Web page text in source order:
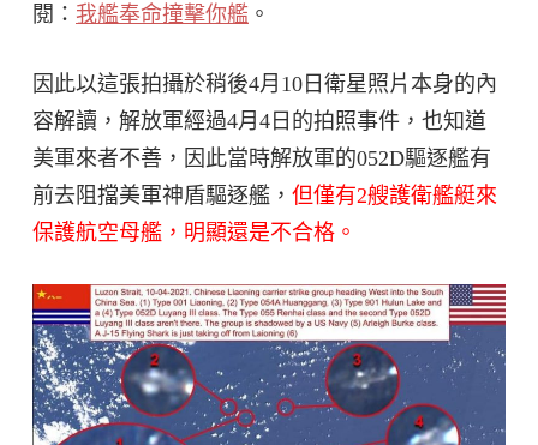
閱： 我艦奉命撞擊你艦 。
因此以這張拍攝於稍後4月10日衛星照片本身的內
容解讀，解放軍經過4月4日的拍照事件，也知道
美軍來者不善，因此當時解放軍的052D驅逐艦有
前去阻擋美軍神盾驅逐艦， 但僅有2艘護衛艦艇來
保護航空母艦，明顯還是不合格。